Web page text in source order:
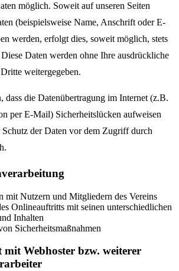
möglich. Soweit auf unseren Seiten
(beispielsweise Name, Anschrift oder E-
werden, erfolgt dies, soweit möglich, stets
Daten werden ohne Ihre ausdrückliche
weitergegeben.
dass die Datenübertragung im Internet (z.B.
per E-Mail) Sicherheitslücken aufweisen
der Daten vor dem Zugriff durch
mit Nutzern und Mitgliedern des Vereins
Onlineauftritts mit seinen unterschiedlichen
Inhalten
Sicherheitsmaßnahmen
Webhoster bzw. weiterer